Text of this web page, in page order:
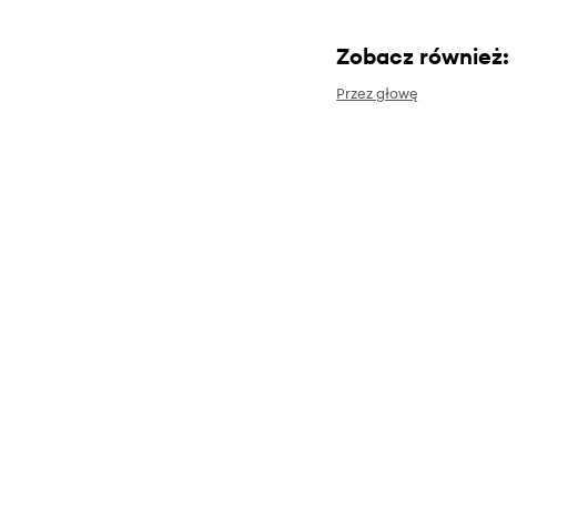
Zobacz również:
Przez głowę